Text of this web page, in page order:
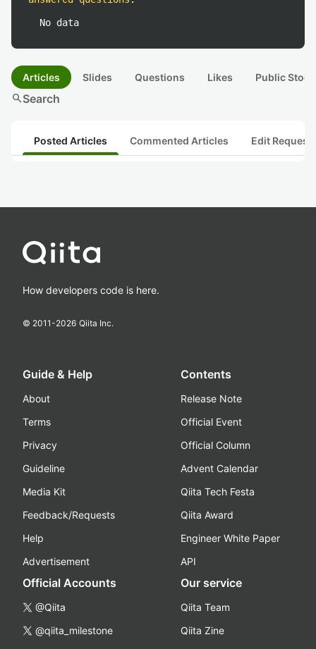
No data
Articles Slides Questions Likes Public
searchSearch
Posted Articles Commented Articles Edit
How developers code is here.
© 2011-2026 Qiita Inc.
Guide & Help
About
Terms
Privacy
Guideline
Media Kit
Feedback/Requests
Help
Advertisement
Contents
Release Note
Official Event
Official Column
Advent Calendar
Qiita Tech Festa
Qiita Award
Engineer White Paper
API
Official Accounts
@Qiita
@qiita_milestone
Our service
Qiita Team
Qiita Zine